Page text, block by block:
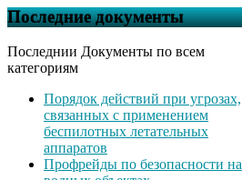
Последние документы
Последнии Документы по всем
категориям
Порядок действий при угрозах,
связанных с применением
беспилотных летательных
аппаратов
Профрейды по безопасности на